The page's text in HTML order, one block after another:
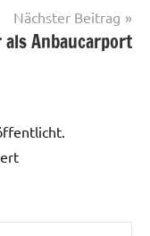
Nächster Beitrag
Anbaucarport